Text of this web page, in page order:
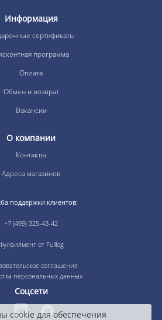
Информация
сертификаты
программа
Оплата
Обмен и возврат
Вакансии
О компании
Контакты
Адреса магазинов
поддержки клиентов:
+7 (499) 325-43-42
от Fulllog
соглашение
персональных данных
Соцсети
cookie для обеспечения